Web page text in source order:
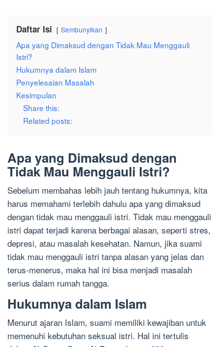
Daftar Isi Sembunyikan
Apa yang Dimaksud dengan Tidak Mau Menggauli
Istri?
Hukumnya dalam Islam
Penyelesaian Masalah
Kesimpulan
Share this:
Related posts:
Apa yang Dimaksud dengan
Tidak Mau Menggauli Istri?
Sebelum membahas lebih jauh tentang hukumnya, kita
harus memahami terlebih dahulu apa yang dimaksud
dengan tidak mau menggauli istri. Tidak mau menggauli
istri dapat terjadi karena berbagai alasan, seperti stres,
depresi, atau masalah kesehatan. Namun, jika suami
tidak mau menggauli istri tanpa alasan yang jelas dan
terus-menerus, maka hal ini bisa menjadi masalah
serius dalam rumah tangga.
Hukumnya dalam Islam
Menurut ajaran Islam, suami memiliki kewajiban untuk
memenuhi kebutuhan seksual istri. Hal ini tertulis